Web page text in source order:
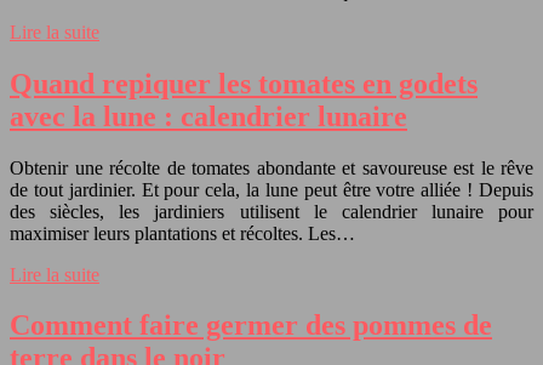
Lire la suite
Quand repiquer les tomates en godets
avec la lune : calendrier lunaire
Obtenir une récolte de tomates abondante et savoureuse est le rêve
de tout jardinier. Et pour cela, la lune peut être votre alliée ! Depuis
des siècles, les jardiniers utilisent le calendrier lunaire pour
maximiser leurs plantations et récoltes. Les…
Lire la suite
Comment faire germer des pommes de
terre dans le noir